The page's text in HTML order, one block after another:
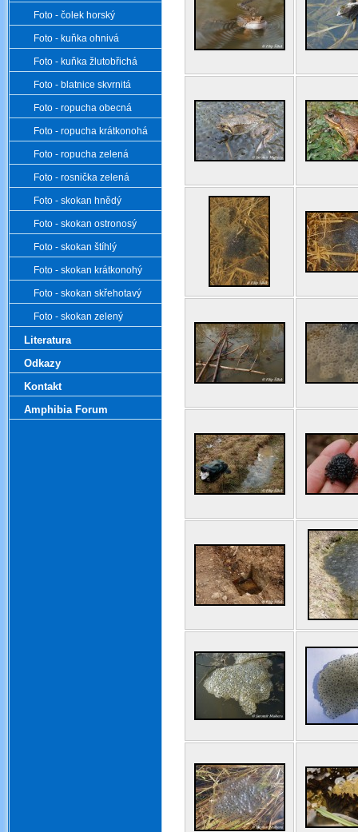
Foto - čolek horský
Foto - kuňka ohnivá
Foto - kuňka žlutobřichá
Foto - blatnice skvrnitá
Foto - ropucha obecná
Foto - ropucha krátkonohá
Foto - ropucha zelená
Foto - rosnička zelená
Foto - skokan hnědý
Foto - skokan ostronosý
Foto - skokan štíhlý
Foto - skokan krátkonohý
Foto - skokan skřehotavý
Foto - skokan zelený
Literatura
Odkazy
Kontakt
Amphibia Forum